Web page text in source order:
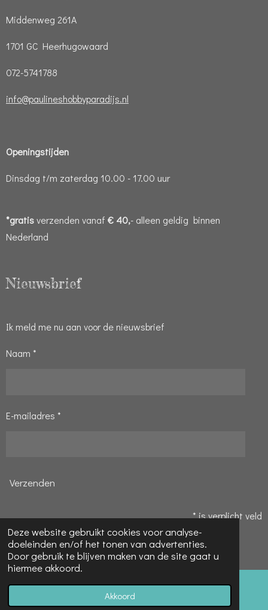
Deze website gebruikt cookies voor analyse-
doeleinden en/of het tonen van advertenties.
Door gebruik te blijven maken van de site gaat u
hiermee akkoord.
Akkoord
Middenweg 261A
1701 GC Heerhugowaard
072-5741788
info@paulineshobbyparadijs.nl
Openingstijden
Dinsdag t/m zaterdag 10.00 - 17.00 uur
*gratisverzenden vanaf € 40,- alleen geldig binnen
Nederland
Nieuwsbrief
Ik meld me nu aan voor de nieuwsbrief
Naam *
E-mailadres *
Verzenden
* is verplicht veld
© 2020 - 2026 Pauline's Hobbyparadijs
Powered byJouwWeb
Telefoonnummer